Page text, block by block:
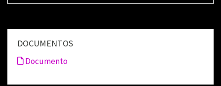
DOCUMENTOS
Documento